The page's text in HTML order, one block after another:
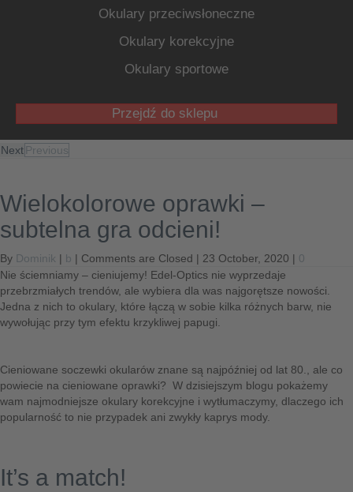
Okulary przeciwsłoneczne
Okulary korekcyjne
Okulary sportowe
Przejdź do sklepu
NextPrevious
Wielokolorowe oprawki –
subtelna gra odcieni!
By Dominik | b | Comments are Closed | 23 October, 2020 | 0
Nie ściemniamy – cieniujemy! Edel-Optics nie wyprzedaje
przebrzmiałych trendów, ale wybiera dla was najgorętsze nowości.
Jedna z nich to okulary, które łączą w sobie kilka różnych barw, nie
wywołując przy tym efektu krzykliwej papugi.
Cieniowane soczewki okularów znane są najpóźniej od lat 80., ale co
powiecie na cieniowane oprawki? W dzisiejszym blogu pokażemy
wam najmodniejsze okulary korekcyjne i wytłumaczymy, dlaczego ich
popularność to nie przypadek ani zwykły kaprys mody.
It’s a match!